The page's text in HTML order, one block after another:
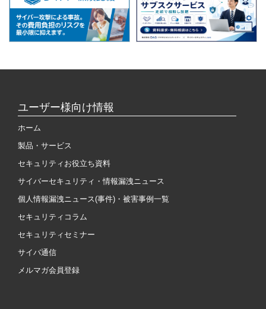
ユーザー様向け情報
ホーム
製品・サービス
セキュリティお役立ち資料
サイバーセキュリティ・情報漏洩ニュース
個人情報漏洩ニュース(事件)・被害事例一覧
セキュリティコラム
セキュリティセミナー
サイバ通信
メルマガ会員登録